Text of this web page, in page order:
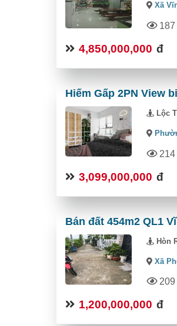
Xã
187
4,850,000,000 đ
Hiếm Gấp 2PN View
Lộc
214
3,099,000,000 đ
Bán đất 454m2 QL1
Hòn
Xã
209
1,200,000,000 đ